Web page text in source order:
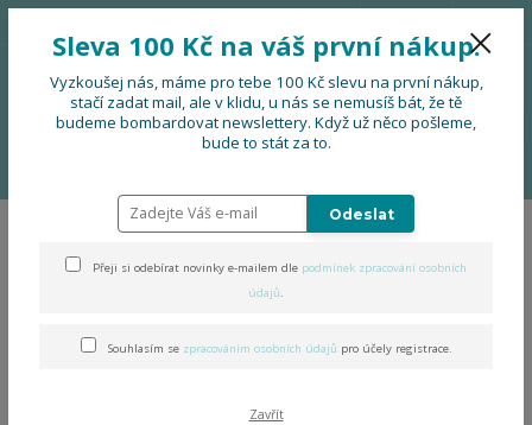
Menu
0 Kč
Folklor decentně
společenská košile
Sleva 100 Kč na váš první nákup.
Vyzkoušej nás, máme pro tebe 100 Kč slevu na první nákup,
stačí zadat mail, ale v klidu, u nás se nemusíš bát, že tě
budeme bombardovat newslettery. Když už něco pošleme,
bude to stát za to.
Odeslat
Přeji si odebírat novinky e-mailem dle podmínek zpracování osobních
údajů.
Souhlasím se zpracováním osobních údajů pro účely registrace.
Zavřít